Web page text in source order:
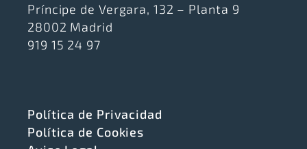
Príncipe de Vergara, 132 – Planta 9
28002 Madrid
919 15 24 97
Política de Privacidad
Política de Cookies